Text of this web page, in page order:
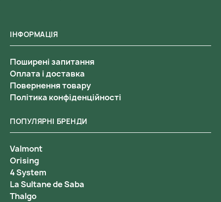
ІНФОРМАЦІЯ
Поширені запитання
Оплата і доставка
Повернення товару
Політика конфіденційності
ПОПУЛЯРНІ БРЕНДИ
Valmont
Orising
4 System
La Sultane de Saba
Thalgo